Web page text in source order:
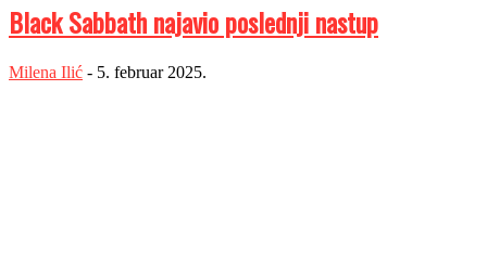
Black Sabbath najavio poslednji nastup
Milena Ilić - 5. februar 2025.